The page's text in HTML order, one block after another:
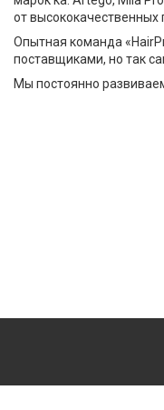
от высококачественных
Опытная команда
поставщиками, но так
Мы постоянно